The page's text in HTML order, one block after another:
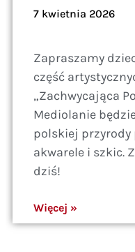
7 kwietnia 2026
Zapraszamy
część
„Zachwycająca
Mediolanie
polskiej przyrody
akwarele i szkic.
dziś!
Więcej »